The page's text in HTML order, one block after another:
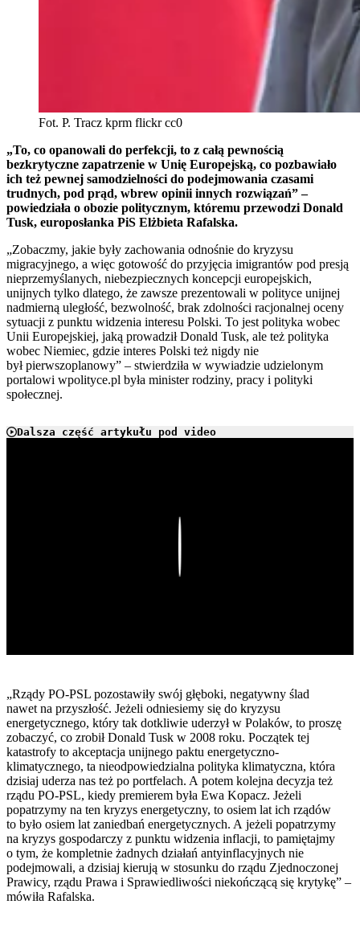
Fot. P. Tracz kprm flickr cc0
„To, co opanowali do perfekcji, to z całą pewnością
bezkrytyczne zapatrzenie w Unię Europejską, co pozbawiało
ich też pewnej samodzielności do podejmowania czasami
trudnych, pod prąd, wbrew opinii innych rozwiązań” –
powiedziała o obozie politycznym, któremu przewodzi Donald
Tusk, europosłanka PiS Elżbieta Rafalska.
„Zobaczmy, jakie były zachowania odnośnie do kryzysu
migracyjnego, a więc gotowość do przyjęcia imigrantów pod presją
nieprzemyślanych, niebezpiecznych koncepcji europejskich,
unijnych tylko dlatego, że zawsze prezentowali w polityce unijnej
nadmierną uległość, bezwolność, brak zdolności racjonalnej oceny
sytuacji z punktu widzenia interesu Polski. To jest polityka wobec
Unii Europejskiej, jaką prowadził Donald Tusk, ale też polityka
wobec Niemiec, gdzie interes Polski też nigdy nie
był pierwszoplanowy” – stwierdziła w wywiadzie udzielonym
portalowi wpolityce.pl była minister rodziny, pracy i polityki
społecznej.
Dalsza część artykułu pod video
„Rządy PO-PSL pozostawiły swój głęboki, negatywny ślad
nawet na przyszłość. Jeżeli odniesiemy się do kryzysu
energetycznego, który tak dotkliwie uderzył w Polaków, to proszę
zobaczyć, co zrobił Donald Tusk w 2008 roku. Początek tej
katastrofy to akceptacja unijnego paktu energetyczno-
klimatycznego, ta nieodpowiedzialna polityka klimatyczna, która
dzisiaj uderza nas też po portfelach. A potem kolejna decyzja też
rządu PO-PSL, kiedy premierem była Ewa Kopacz. Jeżeli
popatrzymy na ten kryzys energetyczny, to osiem lat ich rządów
to było osiem lat zaniedbań energetycznych. A jeżeli popatrzymy
na kryzys gospodarczy z punktu widzenia inflacji, to pamiętajmy
o tym, że kompletnie żadnych działań antyinflacyjnych nie
podejmowali, a dzisiaj kierują w stosunku do rządu Zjednoczonej
Prawicy, rządu Prawa i Sprawiedliwości niekończącą się krytykę” –
mówiła Rafalska.